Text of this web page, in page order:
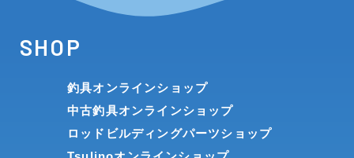
SHOP
釣具オンラインショップ
中古釣具オンラインショップ
ロッドビルディングパーツショップ